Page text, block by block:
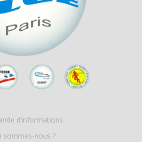
d’informations
sommes-nous ?